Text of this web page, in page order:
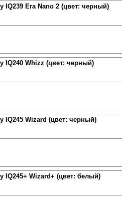
IQ239 Era Nano 2 (цвет: черный)
IQ240 Whizz (цвет: черный)
IQ245 Wizard (цвет: черный)
IQ245+ Wizard+ (цвет: белый)